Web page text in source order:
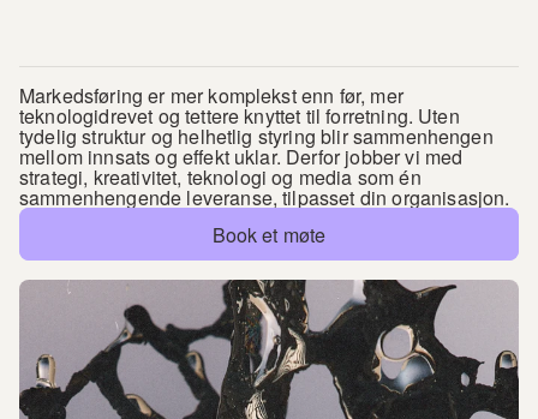
Markedsføring er mer komplekst enn før, mer
teknologidrevet og tettere knyttet til forretning. Uten
tydelig struktur og helhetlig styring blir sammenhengen
mellom innsats og effekt uklar. Derfor jobber vi med
strategi, kreativitet, teknologi og media som én
sammenhengende leveranse, tilpasset din organisasjon.
Book et møte